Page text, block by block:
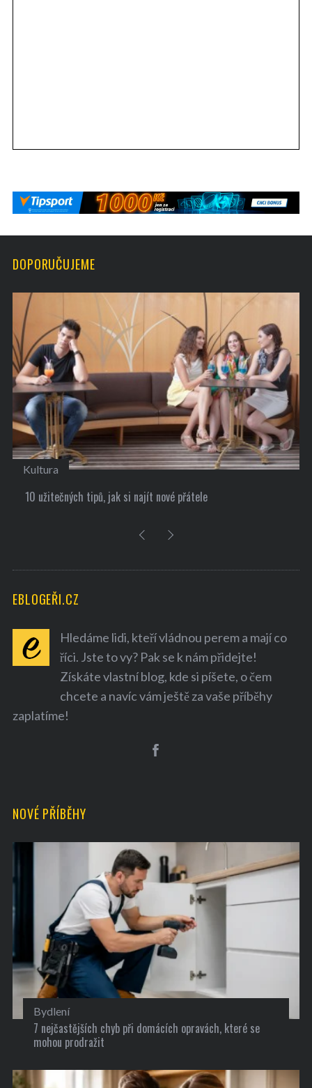
DOPORUČUJEME
Kultura
10 užitečných tipů, jak si najít nové přátele
EBLOGEŘI.CZ
Hledáme lidi, kteří vládnou perem a mají co
říci. Jste to vy? Pak se k nám přidejte!
Získáte vlastní blog, kde si píšete, o čem
chcete a navíc vám ještě za vaše příběhy
zaplatíme!
NOVÉ PŘÍBĚHY
Bydlení
7 nejčastějších chyb při domácích opravách, které se
mohou prodražit